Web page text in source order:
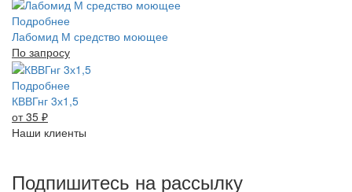
Подробнее
Лабомид М средство моющее
По запросу
Подробнее
КВВГнг 3х1,5
от 35 ₽
Наши клиенты
Подпишитесь на рассылку